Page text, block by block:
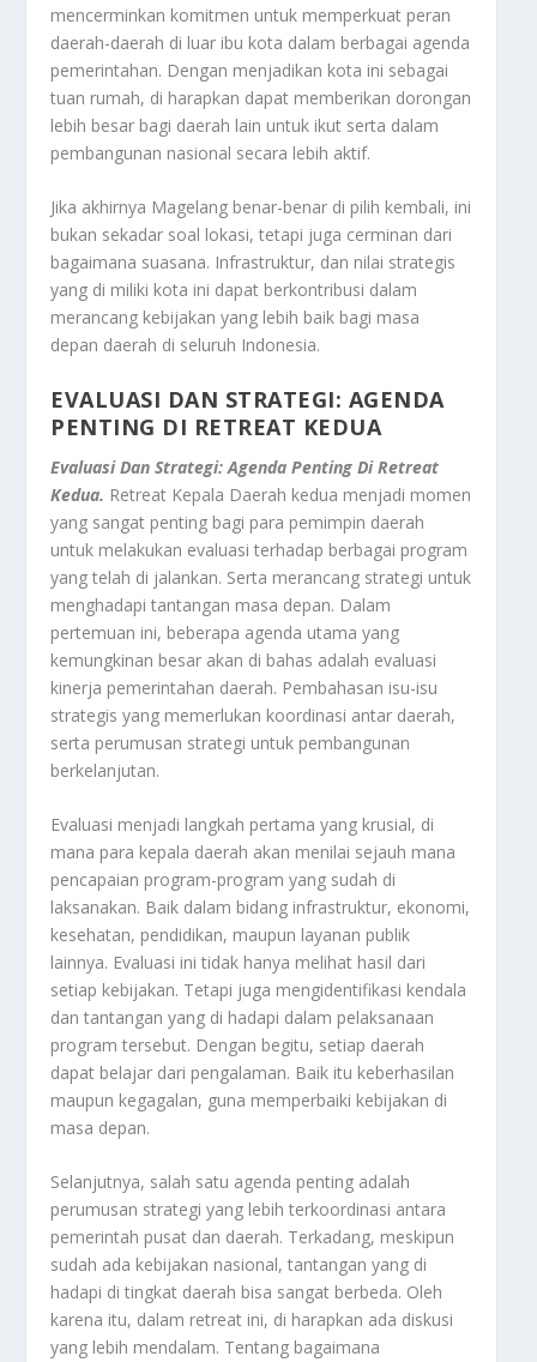
mencerminkan komitmen untuk memperkuat peran
daerah-daerah di luar ibu kota dalam berbagai agenda
pemerintahan. Dengan menjadikan kota ini sebagai
tuan rumah, di harapkan dapat memberikan dorongan
lebih besar bagi daerah lain untuk ikut serta dalam
pembangunan nasional secara lebih aktif.
Jika akhirnya Magelang benar-benar di pilih kembali, ini
bukan sekadar soal lokasi, tetapi juga cerminan dari
bagaimana suasana. Infrastruktur, dan nilai strategis
yang di miliki kota ini dapat berkontribusi dalam
merancang kebijakan yang lebih baik bagi masa
depan daerah di seluruh Indonesia.
EVALUASI DAN STRATEGI: AGENDA
PENTING DI RETREAT KEDUA
Evaluasi Dan Strategi: Agenda Penting Di Retreat
Kedua. Retreat Kepala Daerah kedua menjadi momen
yang sangat penting bagi para pemimpin daerah
untuk melakukan evaluasi terhadap berbagai program
yang telah di jalankan. Serta merancang strategi untuk
menghadapi tantangan masa depan. Dalam
pertemuan ini, beberapa agenda utama yang
kemungkinan besar akan di bahas adalah evaluasi
kinerja pemerintahan daerah. Pembahasan isu-isu
strategis yang memerlukan koordinasi antar daerah,
serta perumusan strategi untuk pembangunan
berkelanjutan.
Evaluasi menjadi langkah pertama yang krusial, di
mana para kepala daerah akan menilai sejauh mana
pencapaian program-program yang sudah di
laksanakan. Baik dalam bidang infrastruktur, ekonomi,
kesehatan, pendidikan, maupun layanan publik
lainnya. Evaluasi ini tidak hanya melihat hasil dari
setiap kebijakan. Tetapi juga mengidentifikasi kendala
dan tantangan yang di hadapi dalam pelaksanaan
program tersebut. Dengan begitu, setiap daerah
dapat belajar dari pengalaman. Baik itu keberhasilan
maupun kegagalan, guna memperbaiki kebijakan di
masa depan.
Selanjutnya, salah satu agenda penting adalah
perumusan strategi yang lebih terkoordinasi antara
pemerintah pusat dan daerah. Terkadang, meskipun
sudah ada kebijakan nasional, tantangan yang di
hadapi di tingkat daerah bisa sangat berbeda. Oleh
karena itu, dalam retreat ini, di harapkan ada diskusi
yang lebih mendalam. Tentang bagaimana